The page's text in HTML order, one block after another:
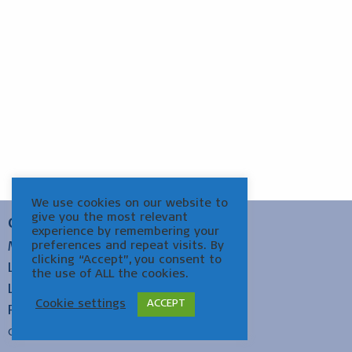
OM MUSEUM HELSINGØR
Medarbejdere
Ledig stilling
Links
Presse
Copyright © 2022 Museerne Helsingør
We use cookies on our website to
give you the most relevant
experience by remembering your
preferences and repeat visits. By
clicking “Accept”, you consent to
the use of ALL the cookies.
Cookie settings ACCEPT